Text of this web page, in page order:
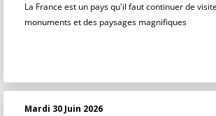
La France est un pays qu'il faut continuer de
monuments et des paysages magnifiques
Mardi 30 Juin 2026